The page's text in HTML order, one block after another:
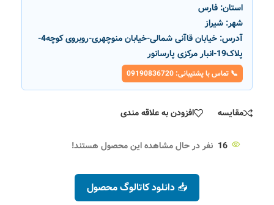
استان: فارس
شهر: شیراز
آدرس:
خیابان قاآنی شمالی-خیابان منوچهری-روبروی کوچه4-
پلاک19-انبار مرکزی پارسانور
📞 تماس با پشتیبانی: 09190836720
مقایسه افزودن به علاقه مندی
16 نفر در حال مشاهده این محصول هستند!
📥 دانلود کاتالوگ محصول